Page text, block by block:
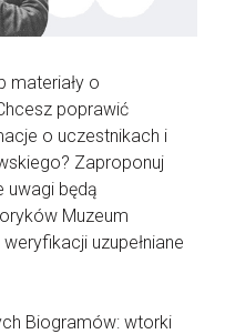
materiały o
poprawić
o uczestnikach i
Zaproponuj
uwagi będą
Muzeum
uzupełniane
Biogramów: wtorki